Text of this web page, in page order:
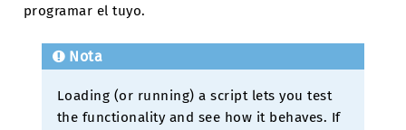
programar el tuyo.
Nota
Loading (or running) a script lets you test
the functionality and see how it behaves. If